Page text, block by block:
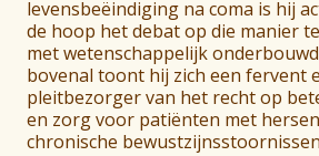
levensbeëindiging na coma is hij
de hoop het debat op die manier
met wetenschappelijk
bovenal toont hij zich een fervent
pleitbezorger van het recht op
en zorg voor patiënten met
chronische